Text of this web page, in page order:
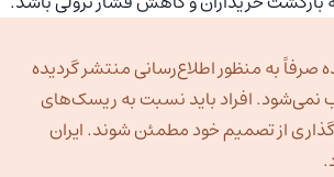
صرفاً به منظور اطلاع‌رسانی منتشر گردیده
نمی‌شود. افراد باید نسبت به ریسک‌های
از تصمیم خود مطمئن شوند. ایران